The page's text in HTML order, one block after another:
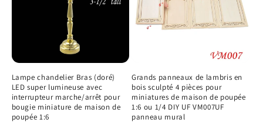
Lampe chandelier Bras (doré)
LED super lumineuse avec
interrupteur marche/arrêt pour
bougie miniature de maison de
poupée 1:6
Grands panneaux de lambris en
bois sculpté 4 pièces pour
miniatures de maison de poupée
1:6 ou 1/4 DIY UF VM007UF
panneau mural